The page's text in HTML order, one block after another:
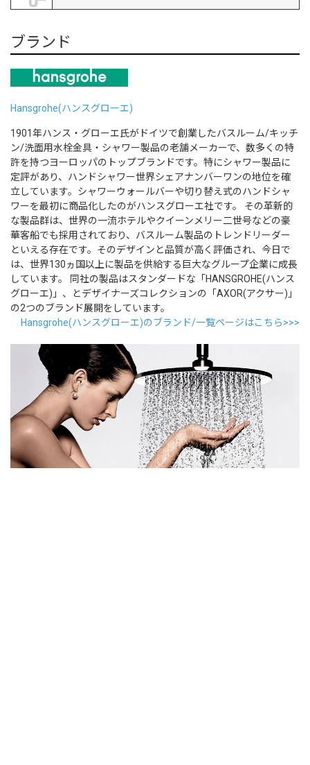
ブランド
Hansgrohe(ハンスグローエ)
1901年ハンス・グローエ氏がドイツで創業したバスルーム/キッチ
ン/洗面用水栓金具・シャワー製品の老舗メーカーで、数多くの特
許を持つヨーロッパのトップブランドです。特にシャワー製品に
定評があり、ハンドシャワー世界シェアナンバーワンの地位を確
立しています。シャワーウォールバーや切り替え式のハンドシャ
ワーを最初に商品化したのがハンスグローエ社です。 その革新的
な製品群は、世界の一流ホテルやクイーンメリー二世号などの豪
華客船でも採用されており、バスルーム製品のトレンドリーダー
といえる存在です。そのデザインと品質が高く評価され、今日で
は、世界130ヵ国以上に製品を供給する巨大なグループ企業に成長
しています。 同社の製品はスタンダードな「HANSGROHE(ハンス
グローエ)」、とデザイナーズコレクションの「AXOR(アクサー)」
の2つのブランド展開をしています。
Hansgrohe(ハンスグローエ)のブランド/一覧ページはこちら>>>